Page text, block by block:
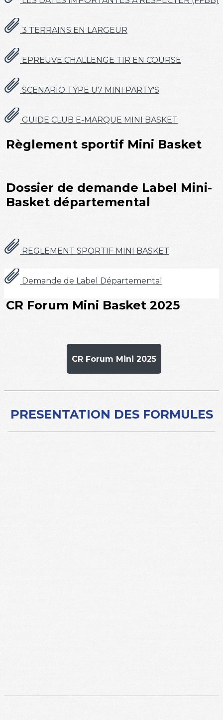
3 TERRAINS EN LARGEUR
EPREUVE CHALLENGE TIR EN COURSE
SCENARIO TYPE U7 MINI PARTY'S
GUIDE CLUB E-MARQUE MINI BASKET
Règlement sportif Mini Basket
Dossier de demande Label Mini-
Basket départemental
REGLEMENT SPORTIF MINI BASKET
Demande de Label Départemental
CR Forum Mini Basket 2025
CR Forum Mini 2025
PRESENTATION DES FORMULES